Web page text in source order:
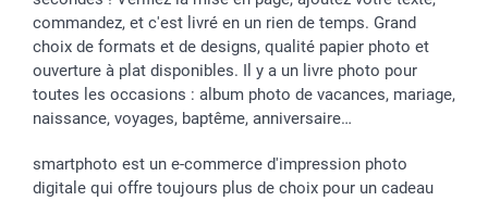
commandez, et c'est livré en un rien de temps. Grand
choix de formats et de designs, qualité papier photo et
ouverture à plat disponibles. Il y a un livre photo pour
toutes les occasions : album photo de vacances, mariage,
naissance, voyages, baptême, anniversaire…
smartphoto est un e-commerce d'impression photo
digitale qui offre toujours plus de choix pour un cadeau